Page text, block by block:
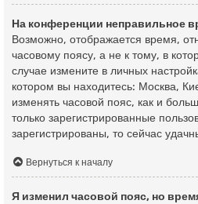
На конференции неправильное
Возможно, отображается время,
часовому поясу, а не к тому, в
случае измените в личных
котором вы находитесь: Москва,
изменять часовой пояс, как и
только зарегистрированные
зарегистрированы, то сейчас
Вернуться к началу
Я изменил часовой пояс, но